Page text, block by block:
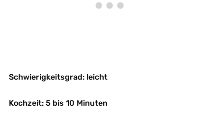
Schwierigkeitsgrad: leicht
Kochzeit: 5 bis 10 Minuten